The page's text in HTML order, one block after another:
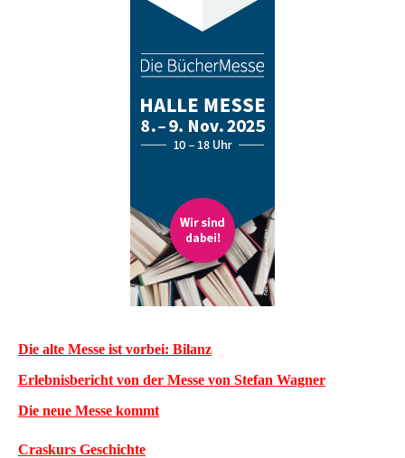
Die alte Messe ist vorbei: Bilanz
Erlebnisbericht von der Messe von Stefan Wagner
Die neue Messe kommt
Craskurs Geschichte